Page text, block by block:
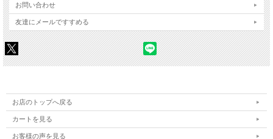
お問い合わせ
友達にメールですすめる
お店のトップへ戻る
カートを見る
お客様の声を見る